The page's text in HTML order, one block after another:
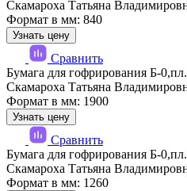
Скамароха Татьяна
Формат в мм: 840
Узнать цену
Сравнить
Бумага для гофрирования Б-
Скамароха Татьяна
Формат в мм: 1900
Узнать цену
Сравнить
Бумага для гофрирования Б-
Скамароха Татьяна
Формат в мм: 1260